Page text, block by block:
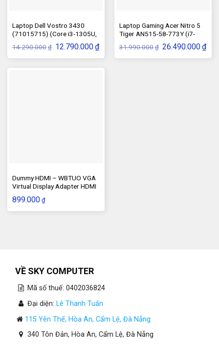
Laptop Dell Vostro 3430
(71015715) (Core i3-1305U,
RAM 8GB, 256GB SSD)
14.290.000 ₫ Giá
gốc
là:
12.790.000₫Giá
hiện
tại
Laptop Gaming Acer Nitro 5
Tiger AN515-58-773Y (i7-
12700H, Ram 8GB, SSD
512GB)
31.990.000 ₫ Giá
gốc
là:
26.490.000₫Giá
hiện
tại
Dummy HDMI – WBTUO VGA
Virtual Display Adapter HDMI
899.000 ₫
VỀ SKY COMPUTER
Mã số thuế: 0402036824
Đại diện: Lê Thanh Tuấn
115 Yên Thế, Hòa An, Cẩm Lệ, Đà Nẵng
340 Tôn Đản, Hòa An, Cẩm Lệ, Đà Nẵng